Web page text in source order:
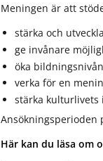
Meningen är att
stärka och
ge invånare
öka bildningsnivån
verka för en
stärka
Ansökningsperioden
Här kan du läsa om